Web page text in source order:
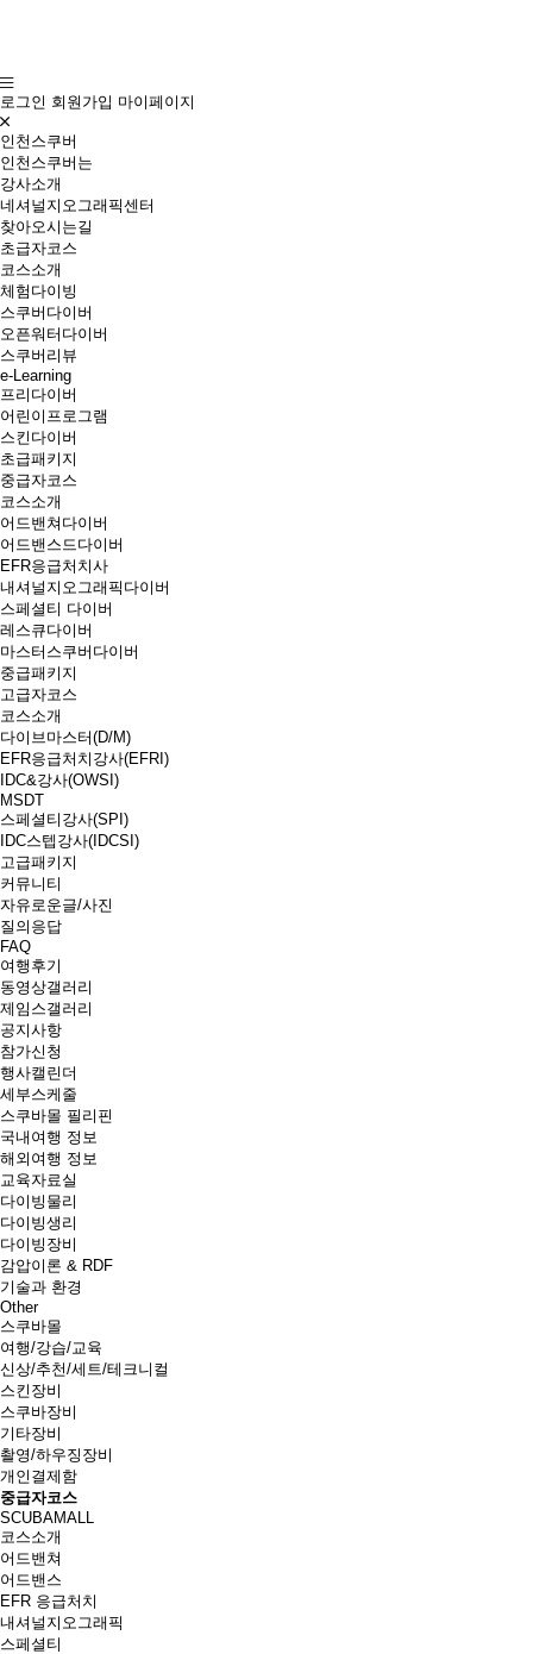
로그인 회원가입 마이페이지
인천스쿠버
인천스쿠버는
강사소개
네셔널지오그래픽센터
찾아오시는길
초급자코스
코스소개
체험다이빙
스쿠버다이버
오픈워터다이버
스쿠버리뷰
e-Learning
프리다이버
어린이프로그램
스킨다이버
초급패키지
중급자코스
코스소개
어드밴쳐다이버
어드밴스드다이버
EFR응급처치사
내셔널지오그래픽다이버
스페셜티 다이버
레스큐다이버
마스터스쿠버다이버
중급패키지
고급자코스
코스소개
다이브마스터(D/M)
EFR응급처치강사(EFRI)
IDC&강사(OWSI)
MSDT
스페셜티강사(SPI)
IDC스텝강사(IDCSI)
고급패키지
커뮤니티
자유로운글/사진
질의응답
FAQ
여행후기
동영상갤러리
제임스갤러리
공지사항
참가신청
행사캘린더
세부스케줄
스쿠바몰 필리핀
국내여행 정보
해외여행 정보
교육자료실
다이빙물리
다이빙생리
다이빙장비
감압이론 & RDF
기술과 환경
Other
스쿠바몰
여행/강습/교육
신상/추천/세트/테크니컬
스킨장비
스쿠바장비
기타장비
촬영/하우징장비
개인결제함
중급자코스
SCUBAMALL
코스소개
어드밴쳐
어드밴스
EFR 응급처치
내셔널지오그래픽
스페셜티